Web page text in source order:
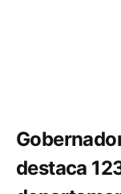
destaca